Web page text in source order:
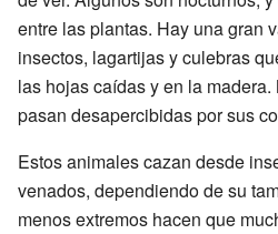
entre las plantas. Hay una gran
insectos, lagartijas y culebras
las hojas caídas y en la
pasan desapercibidas por sus
Estos animales cazan desde
venados, dependiendo de su
menos extremos hacen que